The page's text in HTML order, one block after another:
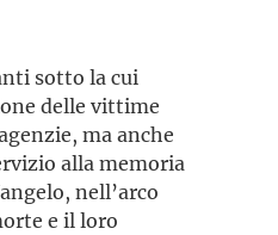
sotto la cui
delle vittime
ma anche
alla memoria
nell’arco
e il loro